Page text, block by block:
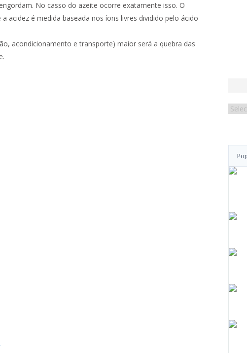
No casso do azeite ocorre exatamente isso. O
acidez é medida baseada nos íons livres dividido pelo ácido
acondicionamento e transporte) maior será a quebra das